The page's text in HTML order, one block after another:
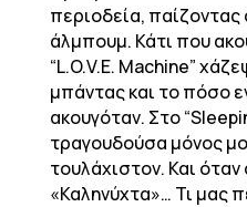
περιοδεία,
άλμπουμ. Κάτι που
“L.O.V.E. Machine”
μπάντας και το πόσο
ακουγόταν. Στο
τραγουδούσα μόνος
τουλάχιστον. Και
«Καληνύχτα»… Τι μας